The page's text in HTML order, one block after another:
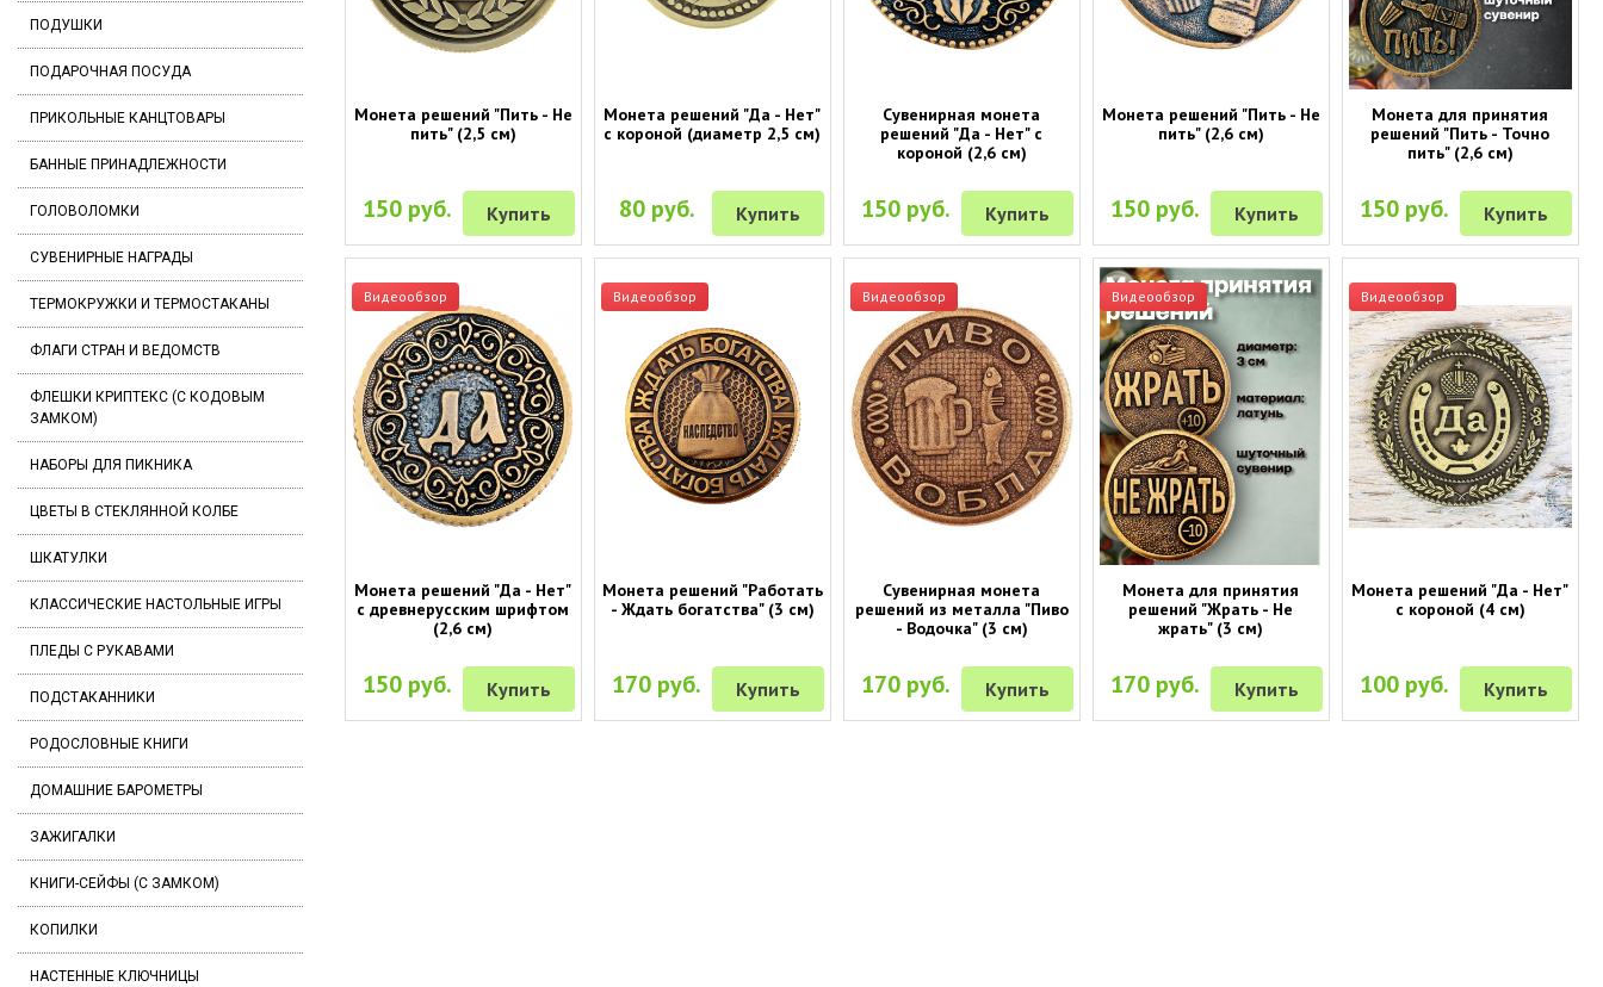
ПОДУШКИ
ПОДАРОЧНАЯ ПОСУДА
ПРИКОЛЬНЫЕ КАНЦТОВАРЫ
БАННЫЕ ПРИНАДЛЕЖНОСТИ
ГОЛОВОЛОМКИ
СУВЕНИРНЫЕ НАГРАДЫ
ТЕРМОКРУЖКИ И ТЕРМОСТАКАНЫ
ФЛАГИ СТРАН И ВЕДОМСТВ
ФЛЕШКИ КРИПТЕКС (С КОДОВЫМ
ЗАМКОМ)
НАБОРЫ ДЛЯ ПИКНИКА
ЦВЕТЫ В СТЕКЛЯННОЙ КОЛБЕ
ШКАТУЛКИ
КЛАССИЧЕСКИЕ НАСТОЛЬНЫЕ ИГРЫ
ПЛЕДЫ С РУКАВАМИ
ПОДСТАКАННИКИ
РОДОСЛОВНЫЕ КНИГИ
ДОМАШНИЕ БАРОМЕТРЫ
ЗАЖИГАЛКИ
КНИГИ-СЕЙФЫ (С ЗАМКОМ)
КОПИЛКИ
НАСТЕННЫЕ КЛЮЧНИЦЫ
Монета решений "Пить - Не
пить" (2,5 см)
150 руб. Купить
Монета решений "Да - Нет"
с короной (диаметр 2,5 см)
80 руб. Купить
Сувенирная монета
решений "Да - Нет" с
короной (2,6 см)
150 руб. Купить
Монета решений "Пить - Не
пить" (2,6 см)
150 руб. Купить
Монета для принятия
решений "Пить - Точно
пить" (2,6 см)
150 руб. Купить
Видеообзор
Монета решений "Да - Нет"
с древнерусским шрифтом
(2,6 см)
150 руб. Купить
Видеообзор
Монета решений "Работать
- Ждать богатства" (3 см)
170 руб. Купить
Видеообзор
Сувенирная монета
решений из металла "Пиво
- Водочка" (3 см)
170 руб. Купить
Видеообзор
Монета для принятия
решений "Жрать - Не
жрать" (3 см)
170 руб. Купить
Видеообзор
Монета решений "Да - Нет"
с короной (4 см)
100 руб. Купить